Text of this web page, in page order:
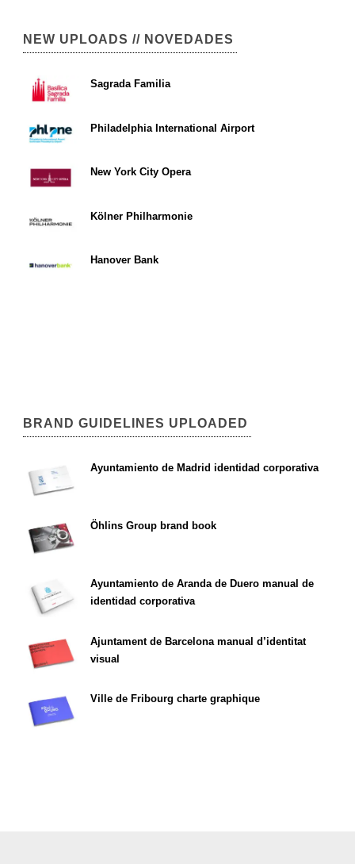
NEW UPLOADS // NOVEDADES
Sagrada Familia
Philadelphia International Airport
New York City Opera
Kölner Philharmonie
Hanover Bank
BRAND GUIDELINES UPLOADED
Ayuntamiento de Madrid identidad corporativa
Öhlins Group brand book
Ayuntamiento de Aranda de Duero manual de
identidad corporativa
Ajuntament de Barcelona manual d’identitat
visual
Ville de Fribourg charte graphique